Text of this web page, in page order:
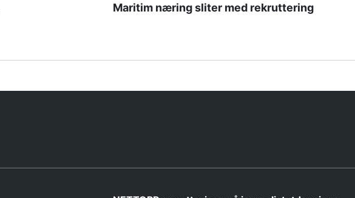
Maritim næring sliter med rekruttering